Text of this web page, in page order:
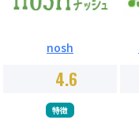
nosh
4.6
特徴